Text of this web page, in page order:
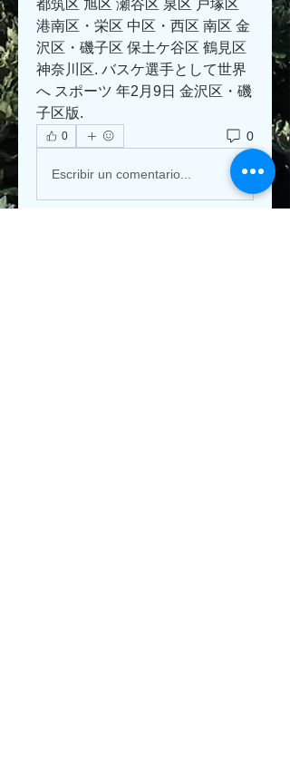
都筑区 旭区 瀬谷区 泉区 戸塚区
港南区・栄区 中区・西区 南区 金
沢区・磯子区 保土ケ谷区 鶴見区
神奈川区. バスケ選手として世界
へ スポーツ 年2月9日 金沢区・磯
子区版.
0 0
Escribir un comentario...